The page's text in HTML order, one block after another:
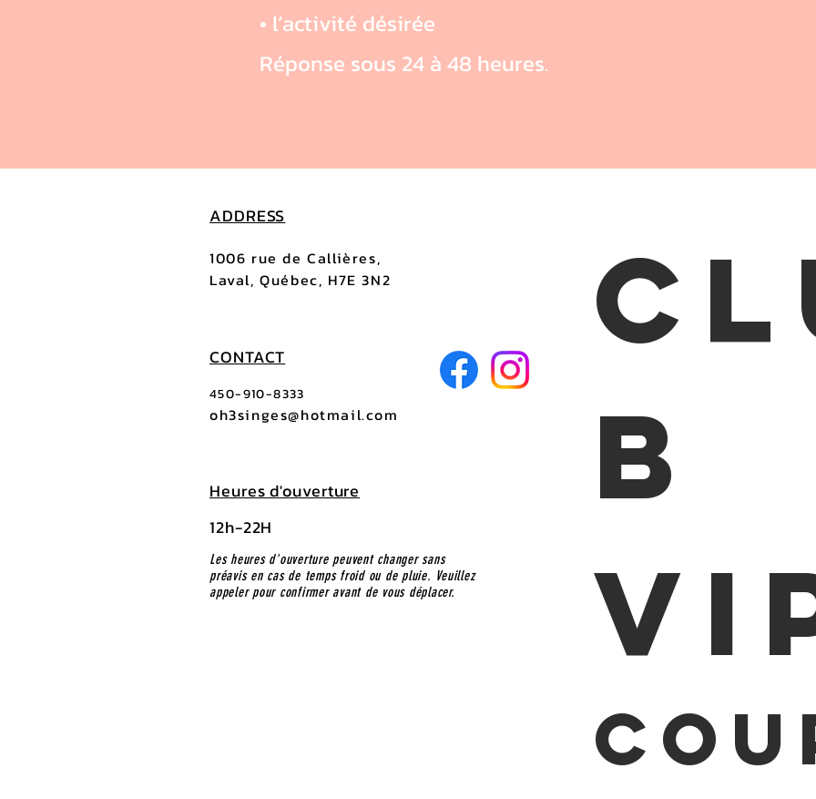
• l’activité désirée
Réponse sous 24 à 48 heures.
ADDRESS
1006 rue de Callières,
Laval, Québec, H7E 3N2
CONTACT
450-910-8333
oh3singes@hotmail.com
Heures d'ouverture
12h-22H
Les heures d'ouverture peuvent changer sans
préavis en cas de temps froid ou de pluie. Veuillez
appeler pour confirmer avant de vous déplacer.
B